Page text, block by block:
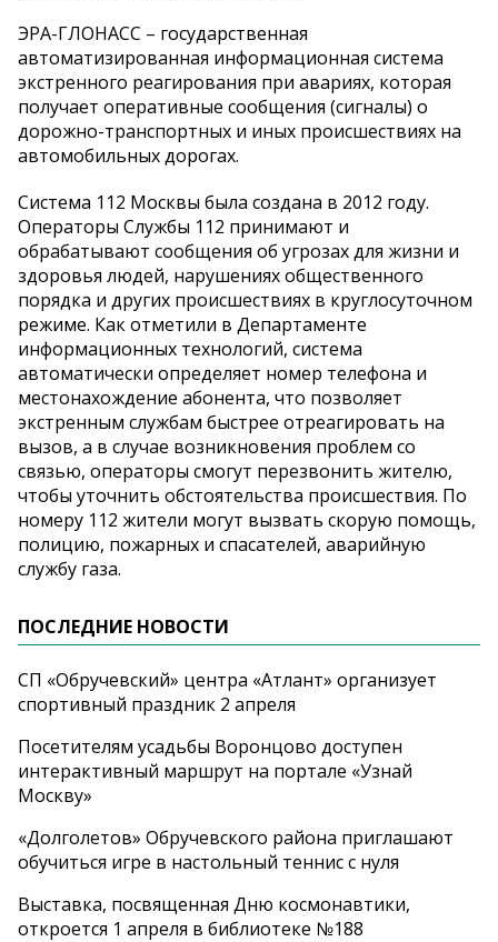
ЭРА-ГЛОНАСС – государственная
автоматизированная информационная система
экстренного реагирования при авариях, которая
получает оперативные сообщения (сигналы) о
дорожно-транспортных и иных происшествиях на
автомобильных дорогах.
Система 112 Москвы была создана в 2012 году.
Операторы Службы 112 принимают и
обрабатывают сообщения об угрозах для жизни и
здоровья людей, нарушениях общественного
порядка и других происшествиях в круглосуточном
режиме. Как отметили в Департаменте
информационных технологий, система
автоматически определяет номер телефона и
местонахождение абонента, что позволяет
экстренным службам быстрее отреагировать на
вызов, а в случае возникновения проблем со
связью, операторы смогут перезвонить жителю,
чтобы уточнить обстоятельства происшествия. По
номеру 112 жители могут вызвать скорую помощь,
полицию, пожарных и спасателей, аварийную
службу газа.
ПОСЛЕДНИЕ НОВОСТИ
СП «Обручевский» центра «Атлант» организует
спортивный праздник 2 апреля
Посетителям усадьбы Воронцово доступен
интерактивный маршрут на портале «Узнай
Москву»
«Долголетов» Обручевского района приглашают
обучиться игре в настольный теннис с нуля
Выставка, посвященная Дню космонавтики,
откроется 1 апреля в библиотеке №188